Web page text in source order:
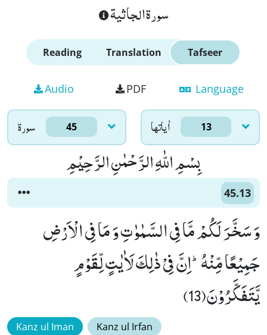
سورة الجاثية
Reading Translation Tafseer
Audio PDF Language
سورۃ 45 اٰياتها 13
بِسْمِ اللّٰهِ الرَّحْمٰنِ الرَّحِیْمِ
45.13
وَ سَخَّرَ لَكُمْ مَّا فِی السَّمٰوٰتِ وَ مَا فِی الْاَرْضِ
جَمِیْعًا مِّنْهُؕ-اِنَّ فِیْ ذٰلِكَ لَاٰیٰتٍ لِّقَوْمٍ
یَّتَفَكَّرُوْنَ(13)
Kanz ul Iman Kanz ul Irfan